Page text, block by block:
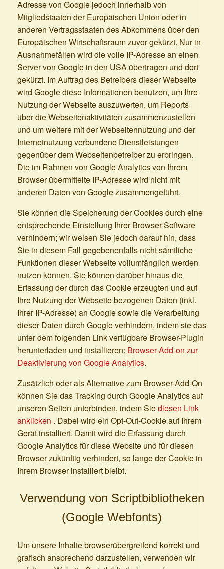
Adresse von Google jedoch innerhalb von
Mitgliedstaaten der Europäischen Union oder in
anderen Vertragsstaaten des Abkommens über den
Europäischen Wirtschaftsraum zuvor gekürzt. Nur in
Ausnahmefällen wird die volle IP-Adresse an einen
Server von Google in den USA übertragen und dort
gekürzt. Im Auftrag des Betreibers dieser Webseite
wird Google diese Informationen benutzen, um Ihre
Nutzung der Webseite auszuwerten, um Reports
über die Webseitenaktivitäten zusammenzustellen
und um weitere mit der Webseitennutzung und der
Internetnutzung verbundene Dienstleistungen
gegenüber dem Webseitenbetreiber zu erbringen.
Die im Rahmen von Google Analytics von Ihrem
Browser übermittelte IP-Adresse wird nicht mit
anderen Daten von Google zusammengeführt.
Sie können die Speicherung der Cookies durch eine
entsprechende Einstellung Ihrer Browser-Software
verhindern; wir weisen Sie jedoch darauf hin, dass
Sie in diesem Fall gegebenenfalls nicht sämtliche
Funktionen dieser Webseite vollumfänglich werden
nutzen können. Sie können darüber hinaus die
Erfassung der durch das Cookie erzeugten und auf
Ihre Nutzung der Webseite bezogenen Daten (inkl.
Ihrer IP-Adresse) an Google sowie die Verarbeitung
dieser Daten durch Google verhindern, indem sie das
unter dem folgenden Link verfügbare Browser-Plugin
herunterladen und installieren: Browser-Add-on zur
Deaktivierung von Google Analytics.
Zusätzlich oder als Alternative zum Browser-Add-On
können Sie das Tracking durch Google Analytics auf
unseren Seiten unterbinden, indem Siediesen Link
anklicken . Dabei wird ein Opt-Out-Cookie auf Ihrem
Gerät installiert. Damit wird die Erfassung durch
Google Analytics für diese Website und für diesen
Browser zukünftig verhindert, so lange der Cookie in
Ihrem Browser installiert bleibt.
Verwendung von Scriptbibliotheken
(Google Webfonts)
Um unsere Inhalte browserübergreifend korrekt und
grafisch ansprechend darzustellen, verwenden wir